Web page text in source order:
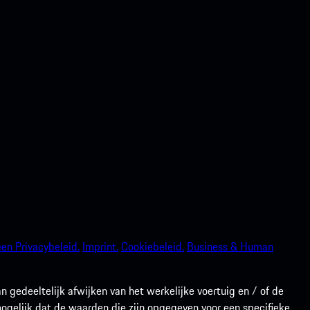
Privacybeleid. Imprint.Cookiebeleid. Business & Human
gedeeltelijk afwijken van het werkelijke voertuig en / of de